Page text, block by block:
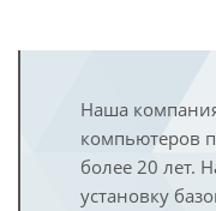
Наша
компьютеров
более 20 лет.
установку